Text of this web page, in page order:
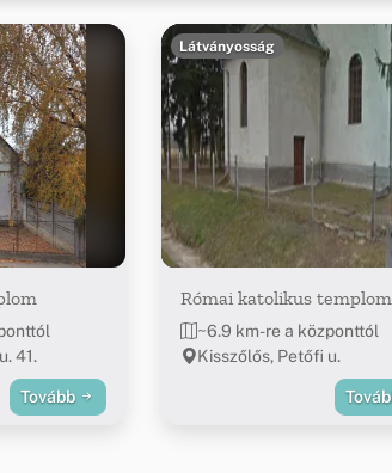
41.
Tovább
Látványosság
Római katolikus templom
~6.9 km-re a központtól
Kisszőlős, Petőfi u.